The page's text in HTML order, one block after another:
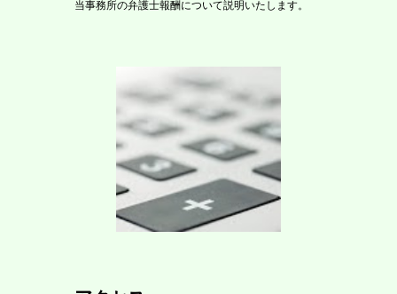
当事務所の弁護士報酬について説明いたします。